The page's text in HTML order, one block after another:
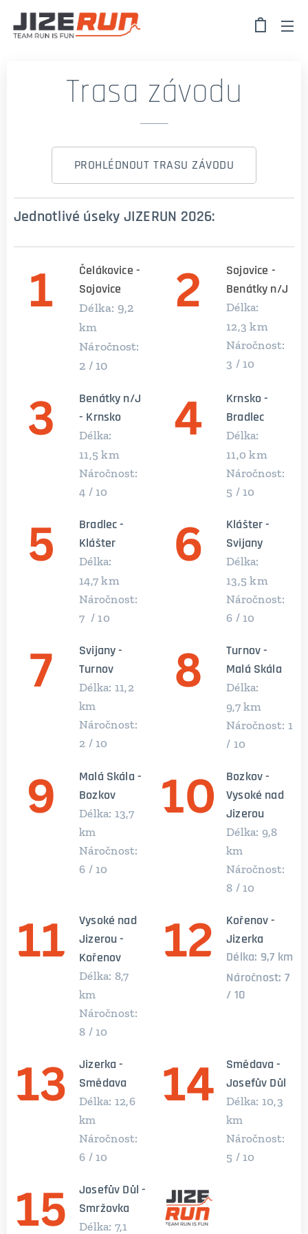
Trasa závodu
PROHLÉDNOUT TRASU ZÁVODU
Jednotlivé úseky JIZERUN 2026:
Čelákovice -
Sojovice
Délka: 9,2
km
Náročnost:
2 / 10
Sojovice -
Benátky n/J
Délka:
12,3km
Náročnost:
3 / 10
Benátky n/J
- Krnsko
Délka:
11,5km
Náročnost:
4 / 10
Krnsko -
Bradlec
Délka:
11,0km
Náročnost:
5 / 10
Bradlec -
Klášter
Délka:
14,7km
Náročnost:
7 / 10
Klášter -
Svijany
Délka:
13,5km
Náročnost:
6 / 10
Svijany -
Turnov
Délka: 11,2
km
Náročnost:
2 / 10
Turnov -
Malá Skála
Délka:
9,7km
Náročnost: 1
/ 10
Malá Skála -
Bozkov
Délka: 13,7
km
Náročnost:
6 / 10
Bozkov -
Vysoké nad
Jizerou
Délka: 9,8
km
Náročnost:
8 / 10
Vysoké nad
Jizerou -
Kořenov
Délka: 8,7
km
Náročnost:
8 / 10
Kořenov -
Jizerka
Délka: 9,7 km
Náročnost: 7
/ 10
Jizerka -
Smědava
Délka: 12,6
km
Náročnost:
6 / 10
Smědava -
Josefův Důl
Délka: 10,3
km
Náročnost:
5 / 10
Josefův Důl -
Smržovka
Délka: 7,1